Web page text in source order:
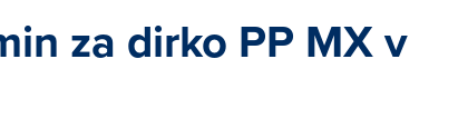
za dirko PP MX v